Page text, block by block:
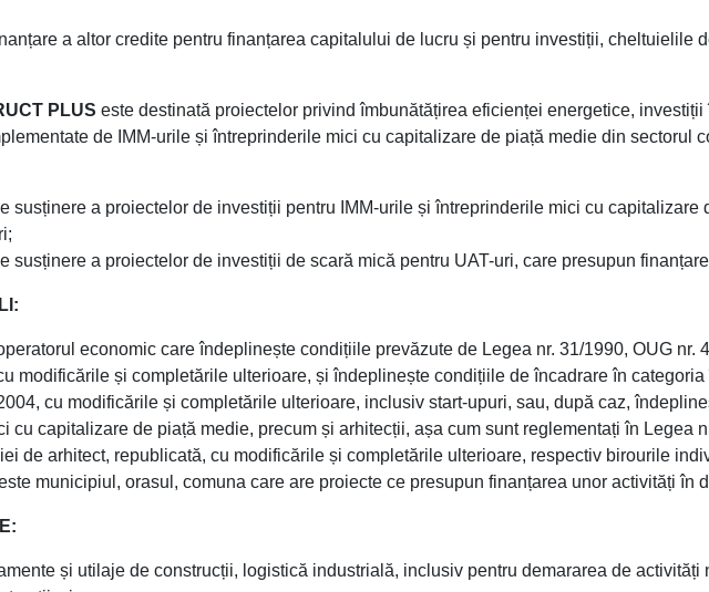
a altor credite pentru finanțarea capitalului de lucru și pentru investiții, cheltuielile
PLUS este destinată proiectelor privind îmbunătățirea eficienței energetice,
de IMM-urile și întreprinderile mici cu capitalizare de piață medie din sectorul
susținere a proiectelor de investiții pentru IMM-urile și întreprinderile mici cu capitalizare
susținere a proiectelor de investiții de scară mică pentru UAT-uri, care presupun
economic care îndeplinește condițiile prevăzute de Legea nr. 31/1990, OUG nr.
modificările și completările ulterioare, și îndeplinește condițiile de încadrare în
cu modificările și completările ulterioare, inclusiv start-upuri, sau, după caz,
cu capitalizare de piață medie, precum și arhitecții, așa cum sunt reglementați în Legea
de arhitect, republicată, cu modificările și completările ulterioare, respectiv birourile
municipiul, orasul, comuna care are proiecte ce presupun finanțarea unor activități în
și utilaje de construcții, logistică industrială, inclusiv pentru demararea de